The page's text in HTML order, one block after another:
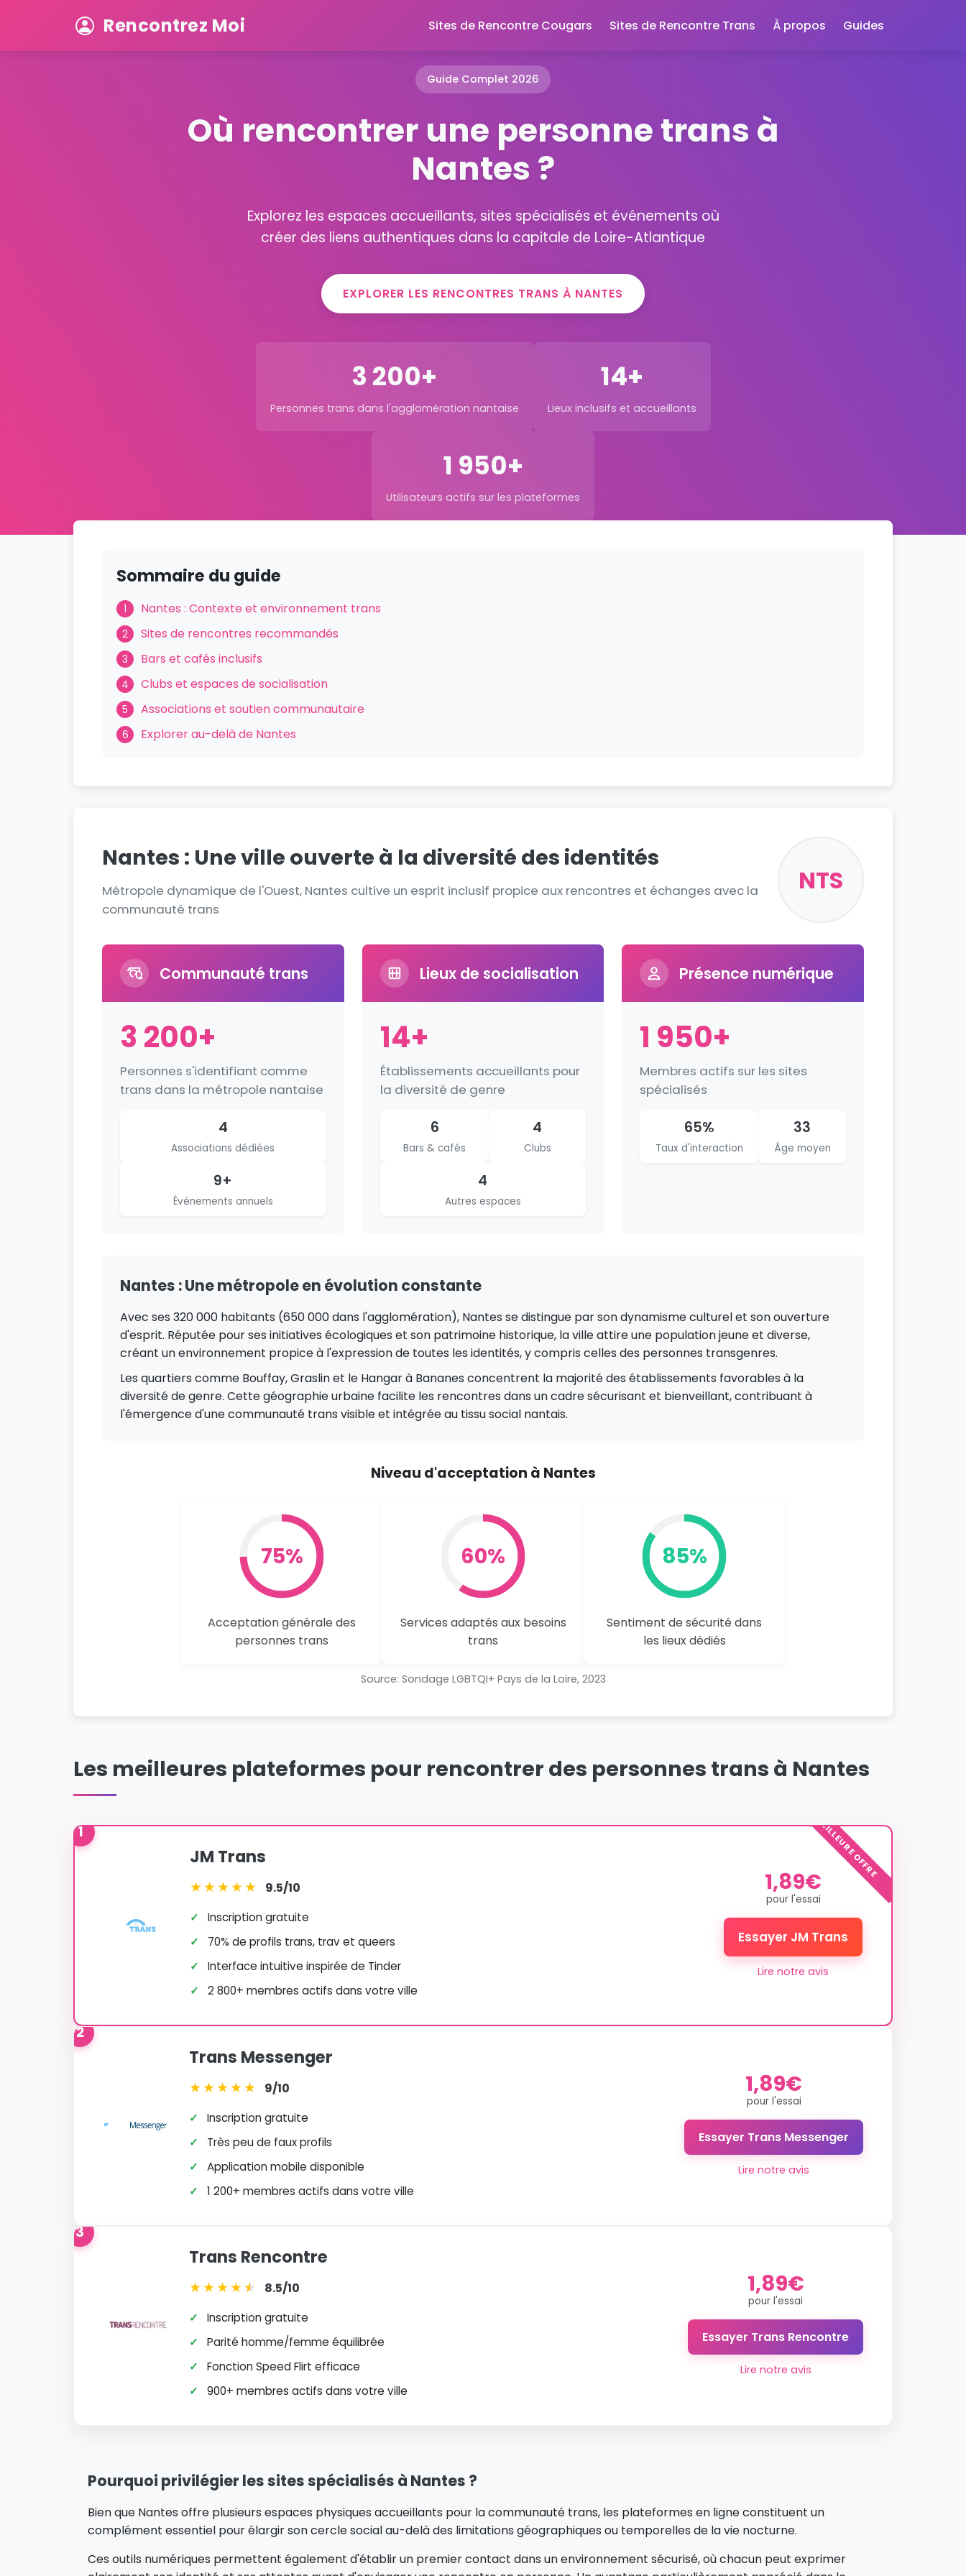
Rencontrez Moi Sites de Rencontre Cougars Sites de Rencontre Trans À propos Guides
Guide Complet 2026
Où rencontrer une personne trans à
Nantes ?
Explorez les espaces accueillants, sites spécialisés et événements où
créer des liens authentiques dans la capitale de Loire-Atlantique
EXPLORER LES RENCONTRES TRANS À NANTES
3 200+
Personnes trans dans l'agglomération nantaise
14+
Lieux inclusifs et accueillants
1 950+
Utilisateurs actifs sur les plateformes
Sommaire du guide
1 Nantes : Contexte et environnement trans
2 Sites de rencontres recommandés
3 Bars et cafés inclusifs
4 Clubs et espaces de socialisation
5 Associations et soutien communautaire
6 Explorer au-delà de Nantes
Nantes : Une ville ouverte à la diversité des identités
Métropole dynamique de l'Ouest, Nantes cultive un esprit inclusif propice aux rencontres et échanges avec la
communauté trans
NTS
Communauté trans
3 200+
Personnes s'identifiant comme
trans dans la métropole nantaise
4
Associations dédiées
9+
Événements annuels
Lieux de socialisation
14+
Établissements accueillants pour
la diversité de genre
6
Bars & cafés
4
Clubs
4
Autres espaces
Présence numérique
1 950+
Membres actifs sur les sites
spécialisés
65%
Taux d'interaction
33
Âge moyen
Nantes : Une métropole en évolution constante
Avec ses 320 000 habitants (650 000 dans l'agglomération), Nantes se distingue par son dynamisme culturel et son ouverture
d'esprit. Réputée pour ses initiatives écologiques et son patrimoine historique, la ville attire une population jeune et diverse,
créant un environnement propice à l'expression de toutes les identités, y compris celles des personnes transgenres.
Les quartiers comme Bouffay, Graslin et le Hangar à Bananes concentrent la majorité des établissements favorables à la
diversité de genre. Cette géographie urbaine facilite les rencontres dans un cadre sécurisant et bienveillant, contribuant à
l'émergence d'une communauté trans visible et intégrée au tissu social nantais.
Niveau d'acceptation à Nantes
75%
Acceptation générale des
personnes trans
60%
Services adaptés aux besoins
trans
85%
Sentiment de sécurité dans
les lieux dédiés
Source: Sondage LGBTQI+ Pays de la Loire, 2023
Les meilleures plateformes pour rencontrer des personnes trans à Nantes
MEILLEURE OFFRE
1
JM Trans
★★★★★ 9.5/10
✓
Inscription gratuite
✓
70% de profils trans, trav et queers
✓
Interface intuitive inspirée de Tinder
✓
2 800+ membres actifs dans votre ville
1,89€
pour l'essai
Essayer JM Trans
Lire notre avis
2
Trans Messenger
★★★★★ 9/10
✓
Inscription gratuite
✓
Très peu de faux profils
✓
Application mobile disponible
✓
1 200+ membres actifs dans votre ville
1,89€
pour l'essai
Essayer Trans Messenger
Lire notre avis
3
Trans Rencontre
★★★★★
★ 8.5/10
✓
Inscription gratuite
✓
Parité homme/femme équilibrée
✓
Fonction Speed Flirt efficace
✓
900+ membres actifs dans votre ville
1,89€
pour l'essai
Essayer Trans Rencontre
Lire notre avis
Pourquoi privilégier les sites spécialisés à Nantes ?
Bien que Nantes offre plusieurs espaces physiques accueillants pour la communauté trans, les plateformes en ligne constituent un
complément essentiel pour élargir son cercle social au-delà des limitations géographiques ou temporelles de la vie nocturne.
Ces outils numériques permettent également d'établir un premier contact dans un environnement sécurisé, où chacun peut exprimer